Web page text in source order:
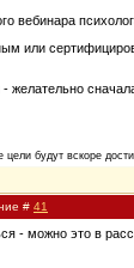
вебинара
или
желательно
будут вскоре
# 41
- можно это в